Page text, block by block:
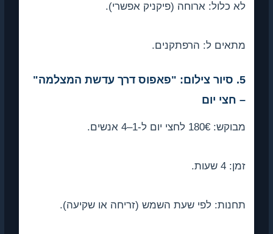
כלול: ארוחה (פיקניק אפשרי).
ל: הרפתקנים.
5. סיור צילום: "פאפוס דרך עדשת המצלמה"
חצי יום
180€ לחצי יום ל-1–4 אנשים.
לפי שעת השמש (זריחה או שקיעה).